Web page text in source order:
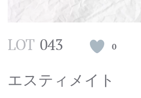
LOT 043 0
エスティメイト